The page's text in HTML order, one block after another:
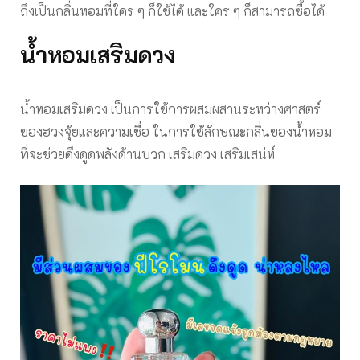
ถึงเป็นกลิ่นหอมที่ใคร ๆ ก็ใช้ได้ และใคร ๆ ก็สามารถซื้อได้
น้ำหอมเสริมดวง
น้ำหอมเสริมดวง เป็นการใช้การผสมผสานระหว่างศาสตร์
ของฮวงจุ้ยและความเชื่อ ในการใช้ลักษณะกลิ่นของน้ำหอม
ที่จะช่วยดึงดูดพลังด้านบวก เสริมดวง เสริมเสน่ห์